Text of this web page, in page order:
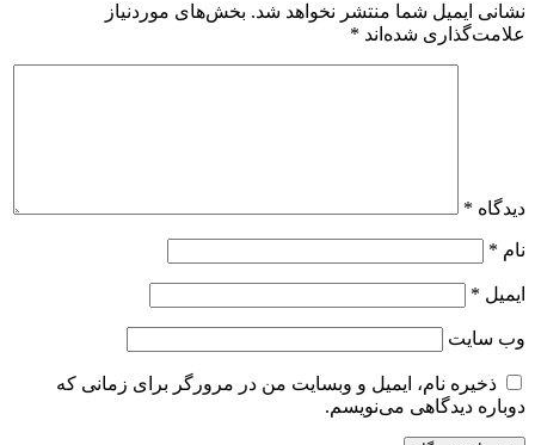
نشانی ایمیل شما منتشر نخواهد شد. بخش‌های موردنیاز
علامت‌گذاری شده‌اند *
دیدگاه *
نام *
ایمیل *
وب‌ سایت
ذخیره نام، ایمیل و وبسایت من در مرورگر برای زمانی که
دوباره دیدگاهی می‌نویسم.